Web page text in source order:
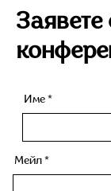
Заявете
Име
Мейл